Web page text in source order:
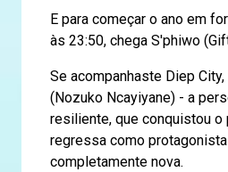
E para começar o ano em
às 23:50, chega S'phiwo
Se acompanhaste Diep
(Nozuko Ncayiyane) - a
resiliente, que conquistou o
regressa como
completamente nova.